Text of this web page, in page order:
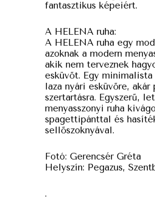
fantasztikus képeiért.
A HELENA ruha:
A HELENA ruha egy
azoknak a modern
akik nem terveznek
esküvőt. Egy minimalista
laza nyári esküvőre, akár
szertartásra. Egyszerű,
menyasszonyi ruha
spagettipánttal és
sellőszoknyával.
Fotó: Gerencsér Gréta
Helyszín: Pegazus,
.